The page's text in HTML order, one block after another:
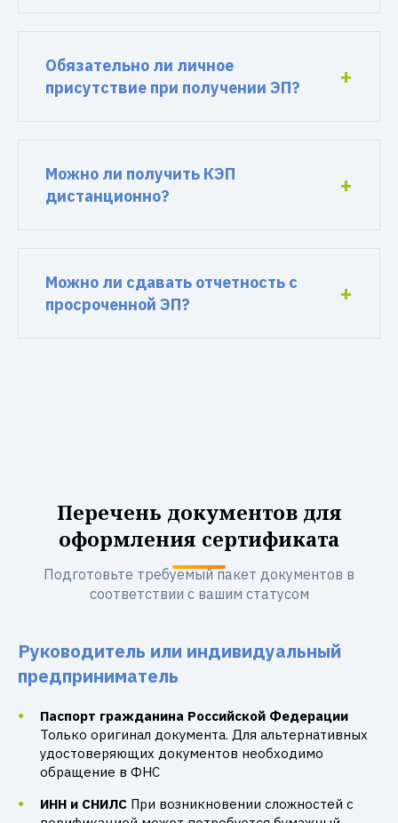
Обязательно ли личное
присутствие при получении ЭП?
Можно ли получить КЭП
дистанционно?
Можно ли сдавать отчетность с
просроченной ЭП?
Перечень документов для
оформления сертификата
Подготовьте требуемый пакет документов в
соответствии с вашим статусом
Руководитель или индивидуальный
предприниматель
Паспорт гражданина Российской Федерации
Только оригинал документа. Для альтернативных
удостоверяющих документов необходимо
обращение в ФНС
ИНН и СНИЛС При возникновении сложностей с